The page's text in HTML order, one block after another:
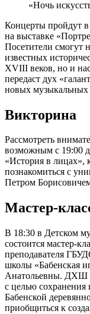
«Ночь
Концерты пройдут
на выставке
Посетители смогут
известных
XVIII веков, но и
передаст дух
новых музыкальных
Викторина
Рассмотреть
возможным с 19:00
«История в лицах»,
познакомиться с
Петром
Мастер-
В 18:30 в Детском
состоится мастер-
преподавателя
школы «Бабенская
Анатольевны. ДХШ
с целью сохранения
Бабенской
приобщиться к